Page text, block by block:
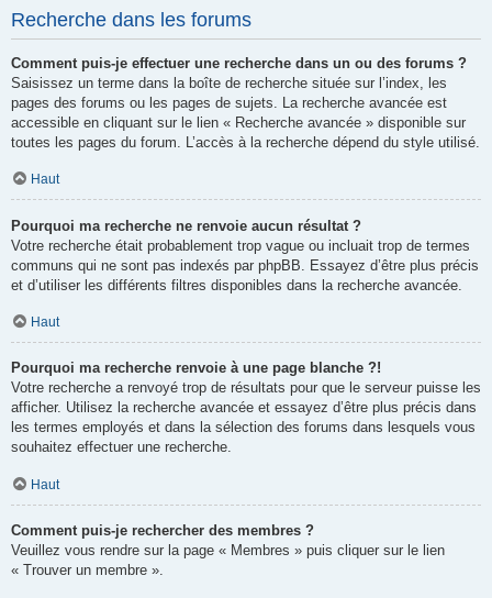
Recherche dans les forums
Comment puis-je effectuer une recherche dans un ou des forums ?
Saisissez un terme dans la boîte de recherche située sur l’index, les
pages des forums ou les pages de sujets. La recherche avancée est
accessible en cliquant sur le lien « Recherche avancée » disponible sur
toutes les pages du forum. L’accès à la recherche dépend du style utilisé.
Haut
Pourquoi ma recherche ne renvoie aucun résultat ?
Votre recherche était probablement trop vague ou incluait trop de termes
communs qui ne sont pas indexés par phpBB. Essayez d’être plus précis
et d’utiliser les différents filtres disponibles dans la recherche avancée.
Haut
Pourquoi ma recherche renvoie à une page blanche ?!
Votre recherche a renvoyé trop de résultats pour que le serveur puisse les
afficher. Utilisez la recherche avancée et essayez d’être plus précis dans
les termes employés et dans la sélection des forums dans lesquels vous
souhaitez effectuer une recherche.
Haut
Comment puis-je rechercher des membres ?
Veuillez vous rendre sur la page « Membres » puis cliquer sur le lien
« Trouver un membre ».